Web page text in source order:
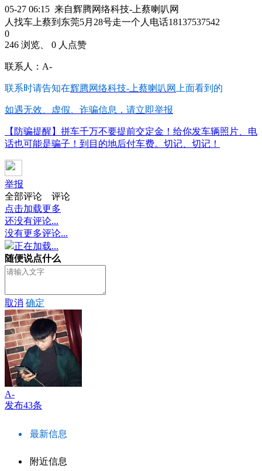
05-27 06:15 来自辉腾网络科技-上蔡喇叭网
人找车上蔡到东莞5月28号走一个人电话18137537542
0
246 浏览、 0 人点赞
联系人：A-
联系时请告知在辉腾网络科技-上蔡喇叭网 上面看到的
如遇无效、虚假、诈骗信息，请立即举报
【防骗提醒】拼车千万不要提前交定金！给你发车辆照片、电
话也可能是骗子！到目的地后付车费。切记、切记！
举报
全部评论
评论
点击加载更多
还没有评论...
没有更多评论...
正在加载...
随便说点什么
取消 确定
A-
发布43条
最新信息
附近信息